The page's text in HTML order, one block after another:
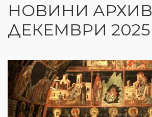
НОВИНИ
ДЕКЕМВРИ 2025